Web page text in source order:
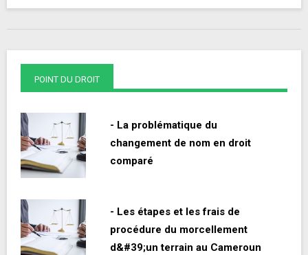
POINT DU DROIT
- La problématique du
changement de nom en droit
comparé
- Les étapes et les frais de
procédure du morcellement
d&#39;un terrain au Cameroun